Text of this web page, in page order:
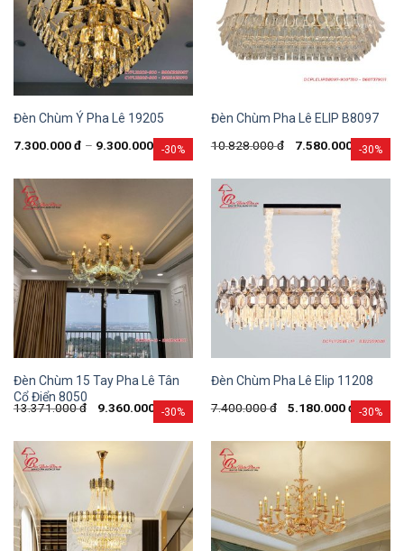
-30%
Đèn Chùm Ý Pha Lê 19205
7.300.000đ – 9.300.000 -30%
Đèn Chùm Pha Lê ELIP B8097
10.828.000đ 7.580.000 đ
-30%
Đèn Chùm 15 Tay Pha Lê Tân
Cổ Điển 8050
13.371.000đ 9.360.000 đ -30%
Đèn Chùm Pha Lê Elip 11208
7.400.000đ 5.180.000đ